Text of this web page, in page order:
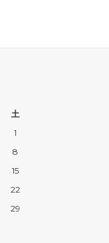
土
1
8
15
22
29